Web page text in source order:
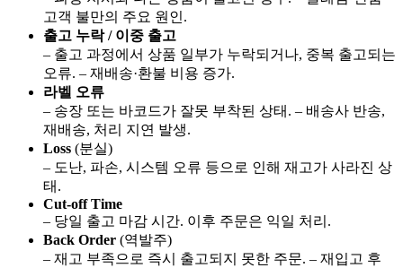
고객 불만의 주요 원인.
출고 누락/ 이중 출고
– 출고 과정에서 상품 일부가 누락되거나, 중복 출고되는
오류. – 재배송·환불 비용 증가.
라벨 오류
– 송장 또는 바코드가 잘못 부착된 상태. – 배송사 반송,
재배송, 처리 지연 발생.
Loss (분실)
– 도난, 파손, 시스템 오류 등으로 인해 재고가 사라진 상
태.
Cut-off Time
– 당일 출고 마감 시간. 이후 주문은 익일 처리.
Back Order (역발주)
– 재고 부족으로 즉시 출고되지 못한 주문. – 재입고 후